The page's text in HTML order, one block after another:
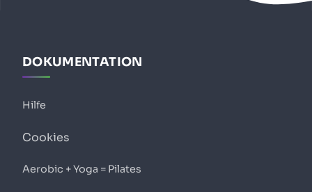
DOKUMENTATION
Hilfe
Cookies
Aerobic + Yoga = Pilates